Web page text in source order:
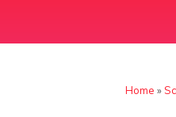
Home »